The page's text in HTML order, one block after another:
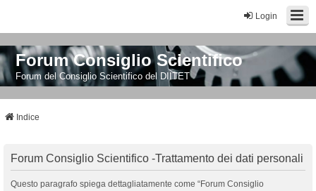
Login
Forum Consiglio Scientifico
Forum del Consiglio Scientifico del DIITET
Indice
Forum Consiglio Scientifico -Trattamento dei dati personali
Questo paragrafo spiega dettagliatamente come “Forum Consiglio